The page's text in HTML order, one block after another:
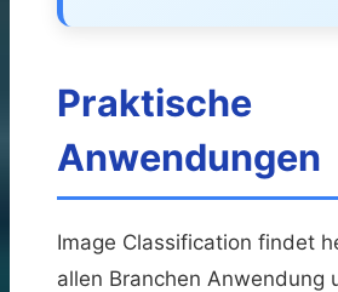
Praktische
Anwendungen
Image Classification findet
allen Branchen Anwendung